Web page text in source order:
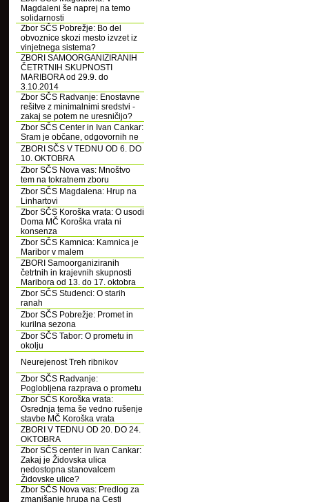
Magdaleni še naprej na temo
solidarnosti
Zbor SČS Pobrežje: Bo del
obvoznice skozi mesto izvzet iz
vinjetnega sistema?
ZBORI SAMOORGANIZIRANIH
ČETRTNIH SKUPNOSTI
MARIBORA od 29.9. do
3.10.2014
Zbor SČS Radvanje: Enostavne
rešitve z minimalnimi sredstvi -
zakaj se potem ne uresničijo?
Zbor SČS Center in Ivan Cankar:
Sram je občane, odgovornih ne
ZBORI SČS V TEDNU OD 6. DO
10. OKTOBRA
Zbor SČS Nova vas: Mnoštvo
tem na tokratnem zboru
Zbor SČS Magdalena: Hrup na
Linhartovi
Zbor SČS Koroška vrata: O usodi
Doma MČ Koroška vrata ni
konsenza
Zbor SČS Kamnica: Kamnica je
Maribor v malem
ZBORI Samoorganiziranih
četrtnih in krajevnih skupnosti
Maribora od 13. do 17. oktobra
Zbor SČS Studenci: O starih
ranah
Zbor SČS Pobrežje: Promet in
kurilna sezona
Zbor SČS Tabor: O prometu in
okolju
Neurejenost Treh ribnikov
Zbor SČS Radvanje:
Poglobljena razprava o prometu
Zbor SČS Koroška vrata:
Osrednja tema še vedno rušenje
stavbe MČ Koroška vrata
ZBORI V TEDNU OD 20. DO 24.
OKTOBRA
Zbor SČS center in Ivan Cankar:
Zakaj je Židovska ulica
nedostopna stanovalcem
Židovske ulice?
Zbor SČS Nova vas: Predlog za
zmanjšanje hrupa na Cesti